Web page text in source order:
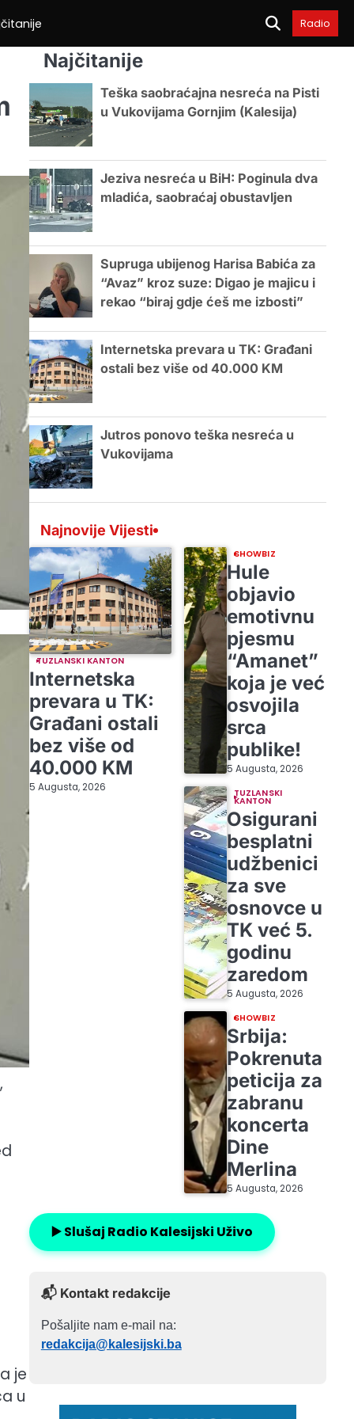
Radio
je
u
Najčitanije
Teška saobraćajna nesreća na Pisti
u Vukovijama Gornjim (Kalesija)
Jeziva nesreća u BiH: Poginula dva
mladića, saobraćaj obustavljen
Supruga ubijenog Harisa Babića za
“Avaz” kroz suze: Digao je majicu i
rekao “biraj gdje ćeš me izbosti”
Internetska prevara u TK: Građani
ostali bez više od 40.000 KM
Jutros ponovo teška nesreća u
Vukovijama
Najnovije Vijesti
TUZLANSKI KANTON
Internetska
prevara u TK:
Građani ostali
bez više od
40.000 KM
5 Augusta, 2026
SHOWBIZ
Hule
objavio
emotivnu
pjesmu
“Amanet”
koja je već
osvojila
srca
publike!
5 Augusta, 2026
TUZLANSKI
KANTON
Osigurani
besplatni
udžbenici
za sve
osnovce u
TK već 5.
godinu
zaredom
5 Augusta, 2026
SHOWBIZ
Srbija:
Pokrenuta
peticija za
zabranu
koncerta
Dine
Merlina
5 Augusta, 2026
▶️ Slušaj Radio Kalesijski Uživo
📬 Kontakt redakcije
Pošaljite nam e-mail na:
redakcija@kalesijski.ba